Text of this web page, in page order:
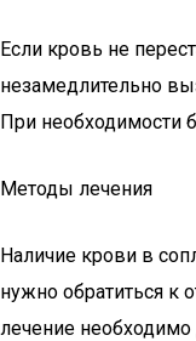
Если кровь не
незамедлительно
При необходимости
Методы лечения
Наличие крови в
нужно обратиться к
лечение необходимо